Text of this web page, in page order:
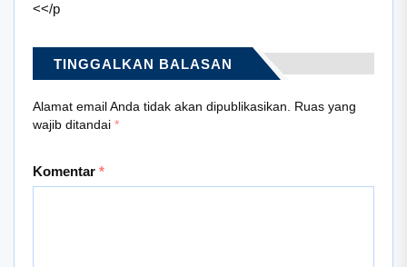
<</p
TINGGALKAN BALASAN
Alamat email Anda tidak akan dipublikasikan.
Ruas yang
wajib ditandai *
Komentar *